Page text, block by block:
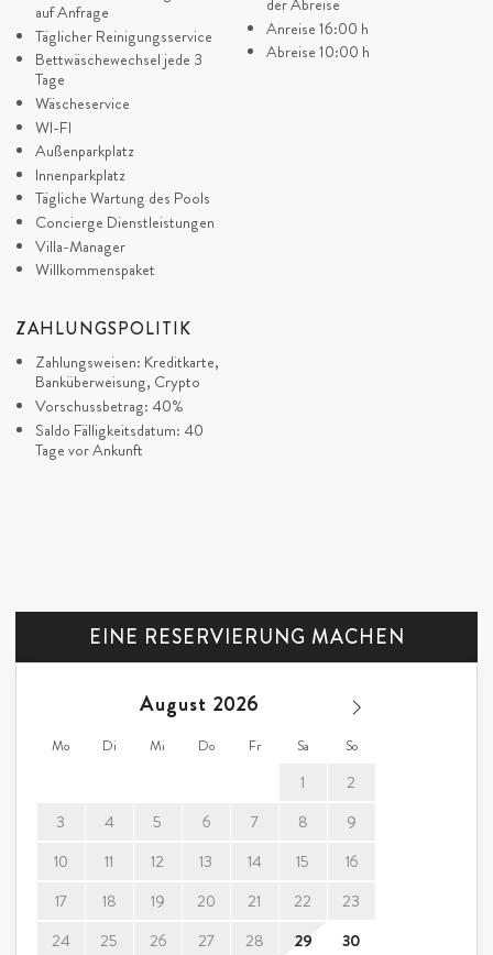
Die Entfernung von
der Villa zum Meer beträgt 200 m; vom
nächsten Strand sind es 400 m und vom Stadtzentrum 800 m.
Kommen Sie und genießen Sie die magische Berührung der
unbestreitbaren Schönheit und Einzigartigkeit der Villa Castello
Dubrovnik!
CONCIERGE SERVICE
(ZUSCHLAG)
Concierge Essential (Transfer
bei Ankunft und Abreise)
Concierge
Maßgeschneiderter (Die
gesamte Organisation sollte
im Voraus erfolgen)
Concierge Exklusiv (Der Last-
Minute-Service hängt von der
Verfügbarkeit ab)
21.12. - 01.01. 2028. €12.600
auf Anfrage
Täglicher Reinigungsservice
Bettwäschewechsel jede 3
Tage
Wäscheservice
WI-FI
Außenparkplatz
Innenparkplatz
Tägliche Wartung des Pools
Concierge Dienstleistungen
Villa-Manager
Willkommenspaket
der Abreise
Anreise 16:00 h
Abreise 10:00 h
ZAHLUNGSPOLITIK
Zahlungsweisen: Kreditkarte,
Banküberweisung, Crypto
Vorschussbetrag: 40%
Saldo Fälligkeitsdatum: 40
Tage vor Ankunft
EINE RESERVIERUNG MACHEN
August
Mo Di Mi Do Fr Sa So
1
2
3
4 5 6 7 8
9
10
11 12 13 14 15
16
17
18 19 20 21 22
23
24
25 26 27 28 29
30